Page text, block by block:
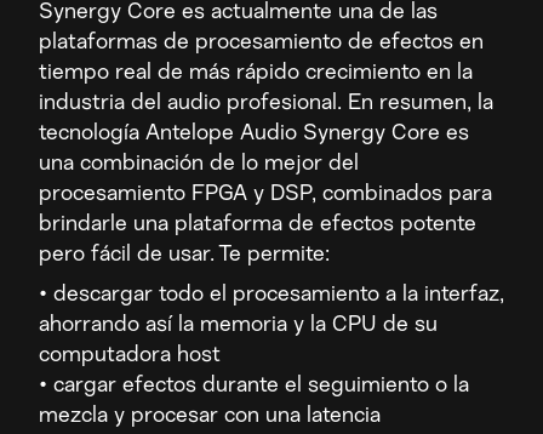
Synergy Core es actualmente una de las
plataformas de procesamiento de efectos en
tiempo real de más rápido crecimiento en la
industria del audio profesional. En resumen, la
tecnología Antelope Audio Synergy Core es
una combinación de lo mejor del
procesamiento FPGA y DSP, combinados para
brindarle una plataforma de efectos potente
pero fácil de usar. Te permite:
• descargar todo el procesamiento a la interfaz,
ahorrando así la memoria y la CPU de su
computadora host
• cargar efectos durante el seguimiento o la
mezcla y procesar con una latencia